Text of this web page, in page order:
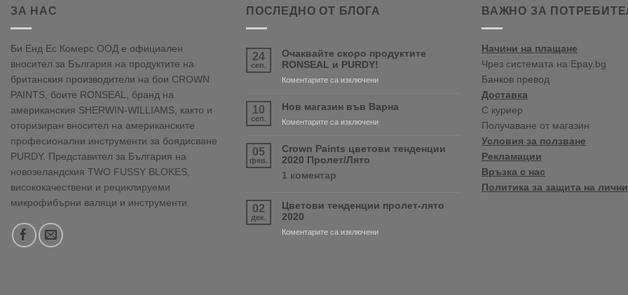
ЗА НАС
Би Енд Ес Комерс ООД е официален
вносител за България на продуктите на
британския производители на бои CROWN
PAINTS, боите RONSEAL, бранд на
американския SHERWIN-WILLIAMS, както и
оторизиран вносител на американските
професионални инструменти за боядисване
PURDY. Представител за България на
новозеландския TWO FUSSY BLOKES,
висококачествени и рециклируеми
микрофибърни валяци и инструменти.
ПОСЛЕДНО ОТ БЛОГА
24
сеп.
Очаквайте скоро продуктите
RONSEAL и PURDY!
Коментарите са изключениза
продуктите
RONSEAL
PURDY!
10
сеп.
Нов магазин във Варна
Коментарите са изключениза
05
фев.
Crown Paints цветови тенденции
2020 Пролет/Лято
1 коментар
цветови
2020
02
дек.
Цветови тенденции пролет-лято
2020
Коментарите са изключениза
ВАЖНО ЗА
Начини на плащане
Чрез системата на Epay.bg
Банков превод
Доставка
С куриер
Получаване от магазин
Условия за ползване
Рекламации
Връзка с нас
Политика за защита на